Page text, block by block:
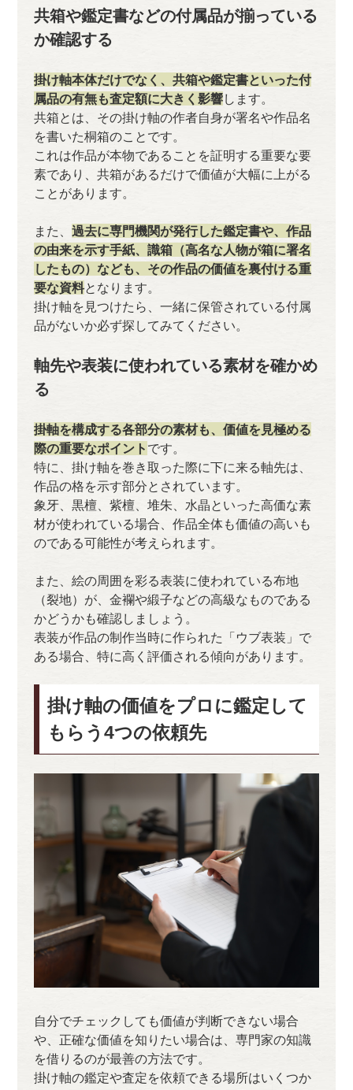
共箱や鑑定書などの付属品が揃っている
か確認する
掛け軸本体だけでなく、共箱や鑑定書といった付
属品の有無も査定額に大きく影響します。
共箱とは、その掛け軸の作者自身が署名や作品名
を書いた桐箱のことです。
これは作品が本物であることを証明する重要な要
素であり、共箱があるだけで価値が大幅に上がる
ことがあります。
また、 過去に専門機関が発行した鑑定書や、作品
の由来を示す手紙、識箱（高名な人物が箱に署名
したもの）なども、その作品の価値を裏付ける重
要な資料となります。
掛け軸を見つけたら、一緒に保管されている付属
品がないか必ず探してみてください。
軸先や表装に使われている素材を確かめ
る
掛軸を構成する各部分の素材も、価値を見極める
際の重要なポイント です。
特に、掛け軸を巻き取った際に下に来る軸先は、
作品の格を示す部分とされています。
象牙、黒檀、紫檀、堆朱、水晶といった高価な素
材が使われている場合、作品全体も価値の高いも
のである可能性が考えられます。
また、絵の周囲を彩る表装に使われている布地
（裂地）が、金襴や緞子などの高級なものである
かどうかも確認しましょう。
表装が作品の制作当時に作られた「ウブ表装」で
ある場合、特に高く評価される傾向があります。
掛け軸の価値をプロに鑑定して
もらう4つの依頼先
自分でチェックしても価値が判断できない場合
や、正確な価値を知りたい場合は、専門家の知識
を借りるのが最善の方法です。
掛け軸の鑑定や査定を依頼できる場所はいくつか